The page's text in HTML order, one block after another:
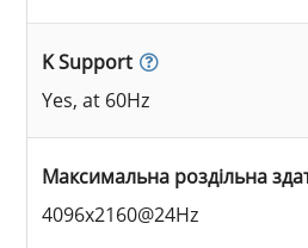
K Support
Yes, at 60Hz
Максимальна роздільна
4096x2160@24Hz